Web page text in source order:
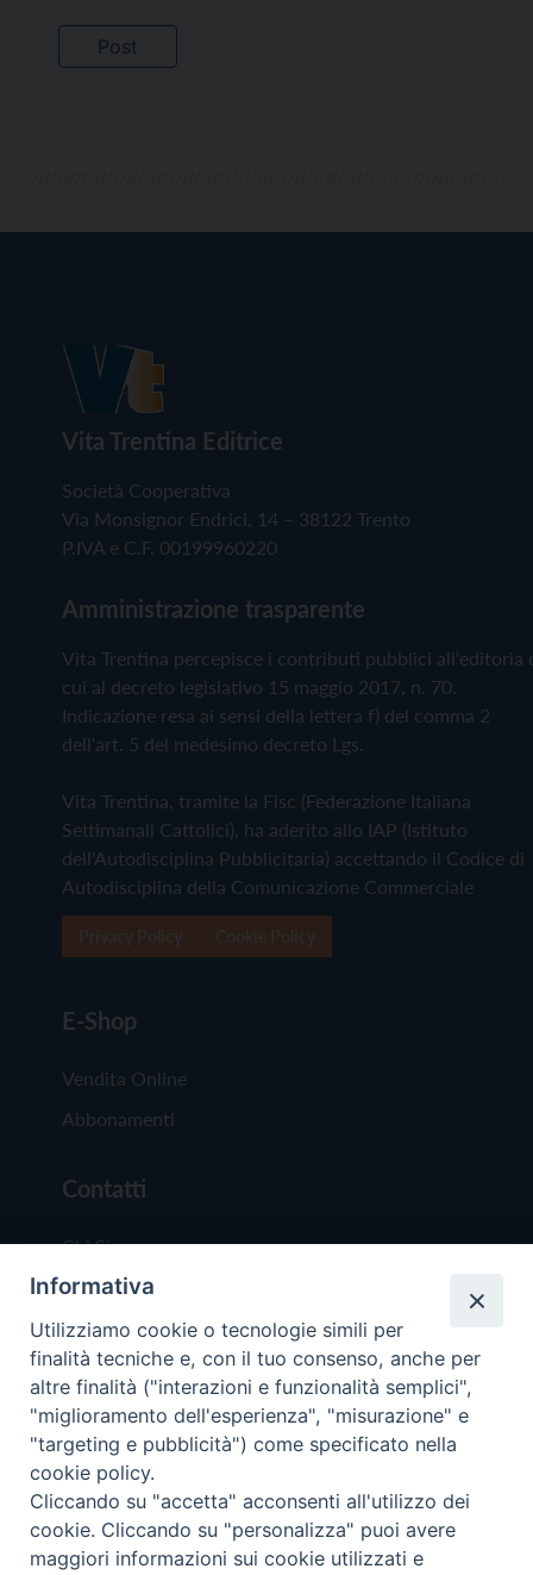
Vita Trentina Editrice
Società Cooperativa
Via Monsignor Endrici, 14 – 38122 Trento
P.IVA e C.F. 00199960220
Amministrazione trasparente
Vita Trentina percepisce i contributi pubblici all'editoria
cui al decreto legislativo 15 maggio 2017, n. 70.
Indicazione resa ai sensi della lettera f) del comma 2
dell'art. 5 del medesimo decreto Lgs.
Vita Trentina, tramite la Fisc (Federazione Italiana
Settimanali Cattolici), ha aderito allo IAP (Istituto
dell'Autodisciplina Pubblicitaria) accettando il Codice di
Autodisciplina della Comunicazione Commerciale
E-Shop
Vendita Online
Abbonamenti
Contatti
Chi Siamo
Redazione
Scrivici
Copyright © 2019 - Tutti i diritti riservati - Vita
Trentina Editrice
Privacy Policy
Informativa
Utilizziamo cookie o tecnologie simili per
finalità tecniche e, con il tuo consenso, anche per
altre finalità ("interazioni e funzionalità semplici",
"miglioramento dell'esperienza", "misurazione" e
"targeting e pubblicità") come specificato nella
cookie policy.
Cliccando su "accetta" acconsenti all'utilizzo dei
cookie. Cliccando su "personalizza" puoi avere
maggiori informazioni sui cookie utilizzati e